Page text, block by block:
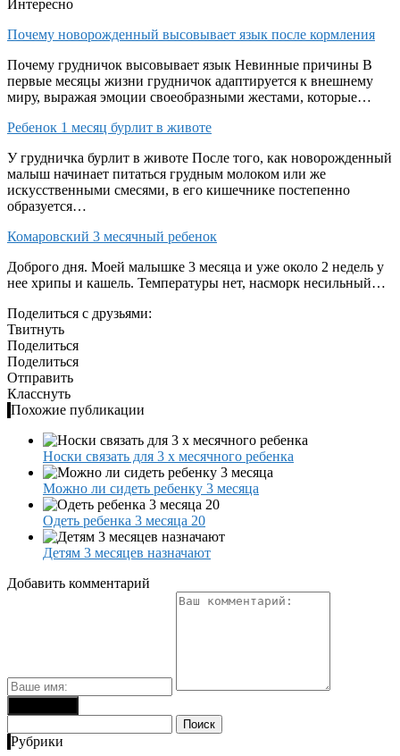
Интересно
Почему новорожденный высовывает язык после кормления
Почему грудничок высовывает язык Невинные причины В
первые месяцы жизни грудничок адаптируется к внешнему
миру, выражая эмоции своеобразными жестами, которые…
Ребенок 1 месяц бурлит в животе
У грудничка бурлит в животе После того, как новорожденный
малыш начинает питаться грудным молоком или же
искусственными смесями, в его кишечнике постепенно
образуется…
Комаровский 3 месячный ребенок
Доброго дня. Моей малышке 3 месяца и уже около 2 недель у
нее хрипы и кашель. Температуры нет, насморк несильный…
Поделиться с друзьями:
Твитнуть
Поделиться
Поделиться
Отправить
Класснуть
Похожие публикации
Носки связать для 3 х месячного ребенка
Можно ли сидеть ребенку 3 месяца
Одеть ребенка 3 месяца 20
Детям 3 месяцев назначают
Добавить комментарий
Рубрики